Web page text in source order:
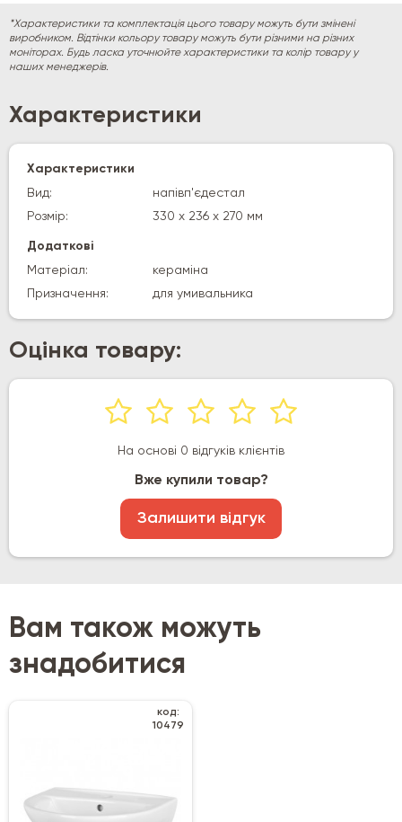
*Характеристики та комплектація цього товару можуть бути змінені
виробником. Відтінки кольору товару можуть бути різними на різних
моніторах. Будь ласка уточнюйте характеристики та колір товару у
наших менеджерів.
Характеристики
Характеристики
Вид:
напівп'єдестал
Розмір:
330 х 236 х 270 мм
Додаткові
Матеріал:
кераміна
Призначення:
для умивальника
Оцінка товару:
На основі 0 відгуків клієнтів
Вже купили товар?
Залишити відгук
Вам також можуть
знадобитися
код:
10479